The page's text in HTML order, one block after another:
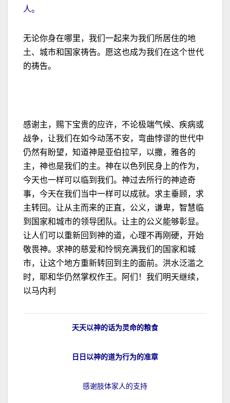
人。
无论你身在哪里，我们一起来为我们所居住的地
土、城市和国家祷告。愿这也成为我们在这个世代
的祷告。
感谢主，赐下宝贵的应许，不论极端气候、疾病或
战争，让我们在如今动荡不安，弯曲悖谬的世代中
仍然有盼望，知道神是亚伯拉罕，以撒，雅各的
主，神也是我们的主。神在以色列民身上的作为，
今天也一样可以临到我们。神过去所行的神迹奇
事，今天在我们当中一样可以成就。求主垂顾，求
主转回。让从主而来的正直，公义，谦卑，智慧临
到国家和城市的领导团队。让主的公义能够彰显。
让人们可以重新回到神的道，心理不再刚硬，开始
敬畏神。求神的慈爱和怜悯充满我们的国家和城
市，让这个地方重新转回到主的面前。洪水泛滥之
时，耶和华仍然掌权作王。阿们！我们明天继续，
以马内利
天天以神的话为灵命的粮食
日日以神的道为行为的准章
感谢肢体家人的支持